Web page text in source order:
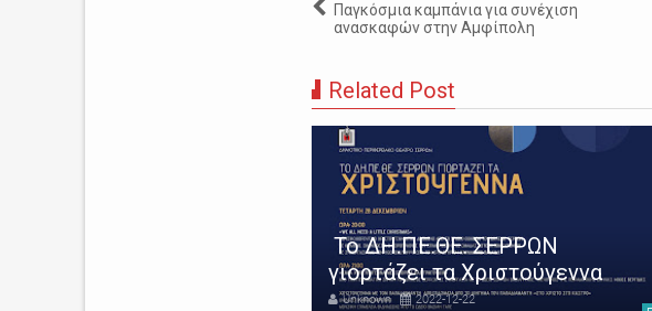
Παγκόσμια καμπάνια για συνέχιση
ανασκαφών στην Αμφίπολη
Related Post
Το ΔΗ.ΠΕ.ΘΕ. ΣΕΡΡΩΝ
γιορτάζει τα Χριστούγεννα
Unknown 2022-12-22